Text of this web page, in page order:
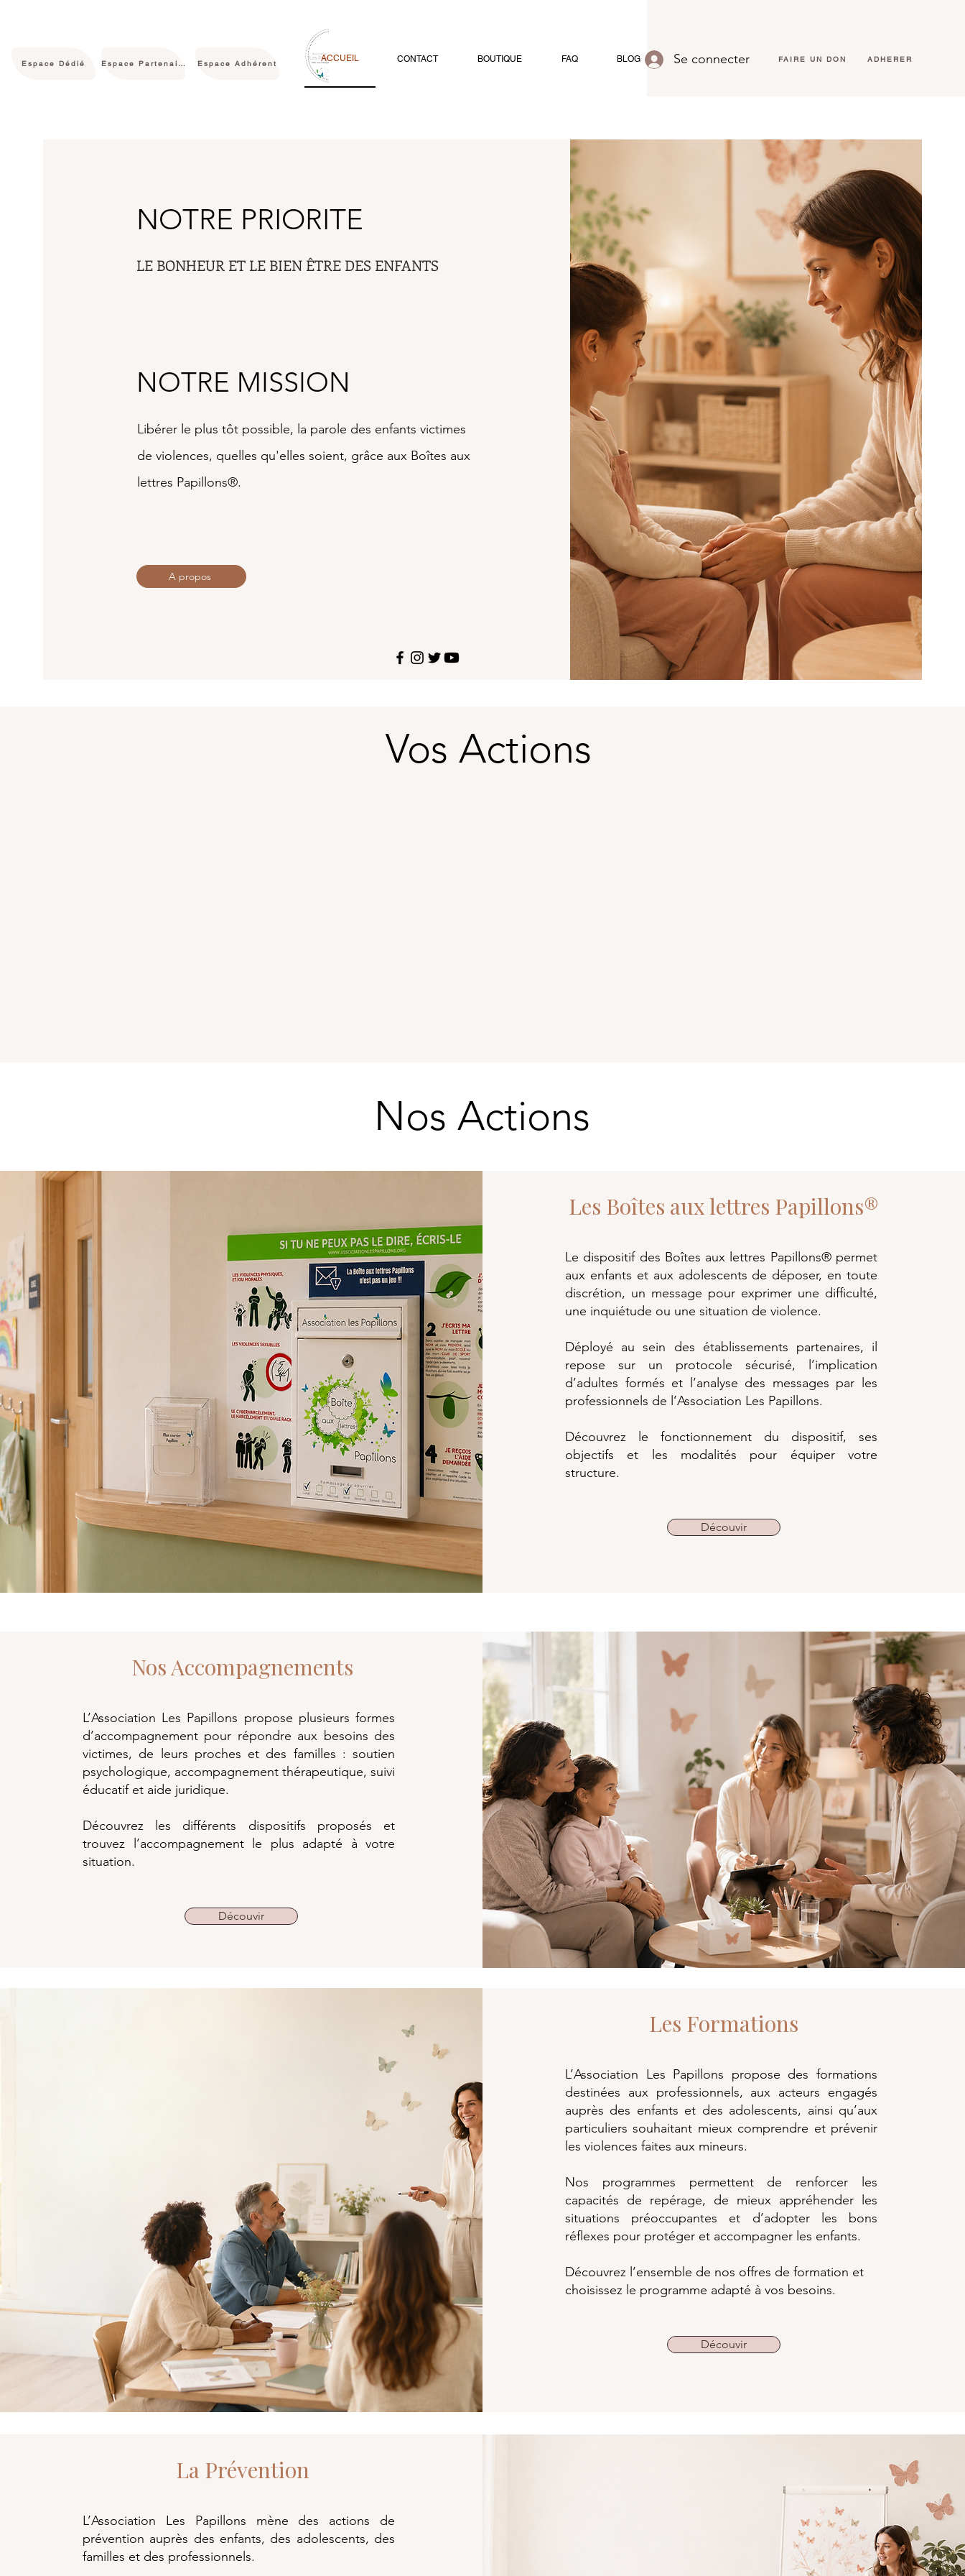
Espace Dédié Espace Partenaire Espace Adhérent
ACCUEIL CONTACT BOUTIQUE FAQ BLOG Se connecter FAIRE UN DON ADHERER
NOTRE PRIORITE
LE BONHEUR ET LE BIEN ÊTRE DES ENFANTS
NOTRE MISSION
Libérer le plus tôt possible, la parole des enfants victimes
de violences, quelles qu'elles soient, grâce aux Boîtes aux
lettres Papillons®.
A propos
Vos Actions
Nos Actions
Les Boîtes aux lettres Papillons®
Le dispositif des Boîtes aux lettres Papillons® permet
aux enfants et aux adolescents de déposer, en toute
discrétion, un message pour exprimer une difficulté,
une inquiétude ou une situation de violence.
Déployé au sein des établissements partenaires, il
repose sur un protocole sécurisé, l’implication
d’adultes formés et l’analyse des messages par les
professionnels de l’Association Les Papillons.
Découvrez le fonctionnement du dispositif, ses
objectifs et les modalités pour équiper votre
structure.
Découvir
Nos Accompagnements
L’Association Les Papillons propose plusieurs formes
d’accompagnement pour répondre aux besoins des
victimes, de leurs proches et des familles : soutien
psychologique, accompagnement thérapeutique, suivi
éducatif et aide juridique.
Découvrez les différents dispositifs proposés et
trouvez l’accompagnement le plus adapté à votre
situation.
Découvir
Les Formations
L’Association Les Papillons propose des formations
destinées aux professionnels, aux acteurs engagés
auprès des enfants et des adolescents, ainsi qu’aux
particuliers souhaitant mieux comprendre et prévenir
les violences faites aux mineurs.
Nos programmes permettent de renforcer les
capacités de repérage, de mieux appréhender les
situations préoccupantes et d’adopter les bons
réflexes pour protéger et accompagner les enfants.
Découvrez l’ensemble de nos offres de formation et
choisissez le programme adapté à vos besoins.
Découvir
La Prévention
L’Association Les Papillons mène des actions de
prévention auprès des enfants, des adolescents, des
familles et des professionnels.